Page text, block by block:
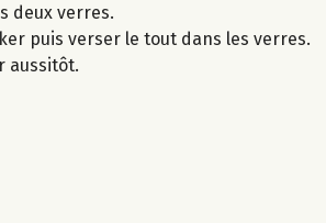
deux verres.
puis verser le tout dans les verres.
aussitôt.